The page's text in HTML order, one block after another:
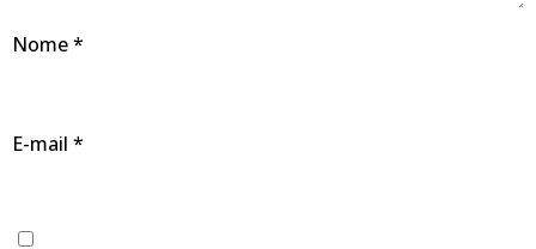
Nome*
E-mail *